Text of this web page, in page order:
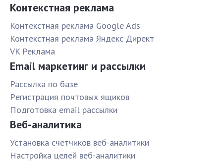
Контекстная реклама
Контекстная реклама Google Ads
Контекстная реклама Яндекс Директ
VK Реклама
Email маркетинг и рассылки
Рассылка по базе
Pегистрация почтовых ящиков
Подготовка email рассылки
Веб-аналитика
Установка счетчиков веб-аналитики
Настройка целей веб-аналитики